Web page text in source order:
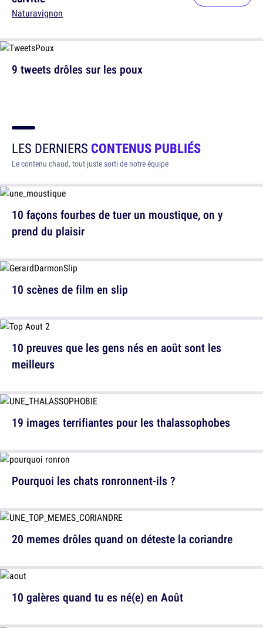
9 tweets drôles sur les poux
Naturavignon
LES DERNIERS CONTENUS PUBLIÉS
Le contenu chaud, tout juste sorti de notre équipe
10 façons fourbes de tuer un moustique, on y
prend du plaisir
10 preuves que les gens nés en août sont les
meilleurs
Pourquoi les chats ronronnent-ils ?
10 galères quand tu es né(e) en Août
10 scènes de film en slip
19 images terrifiantes pour les thalassophobes
20 memes drôles quand on déteste la coriandre